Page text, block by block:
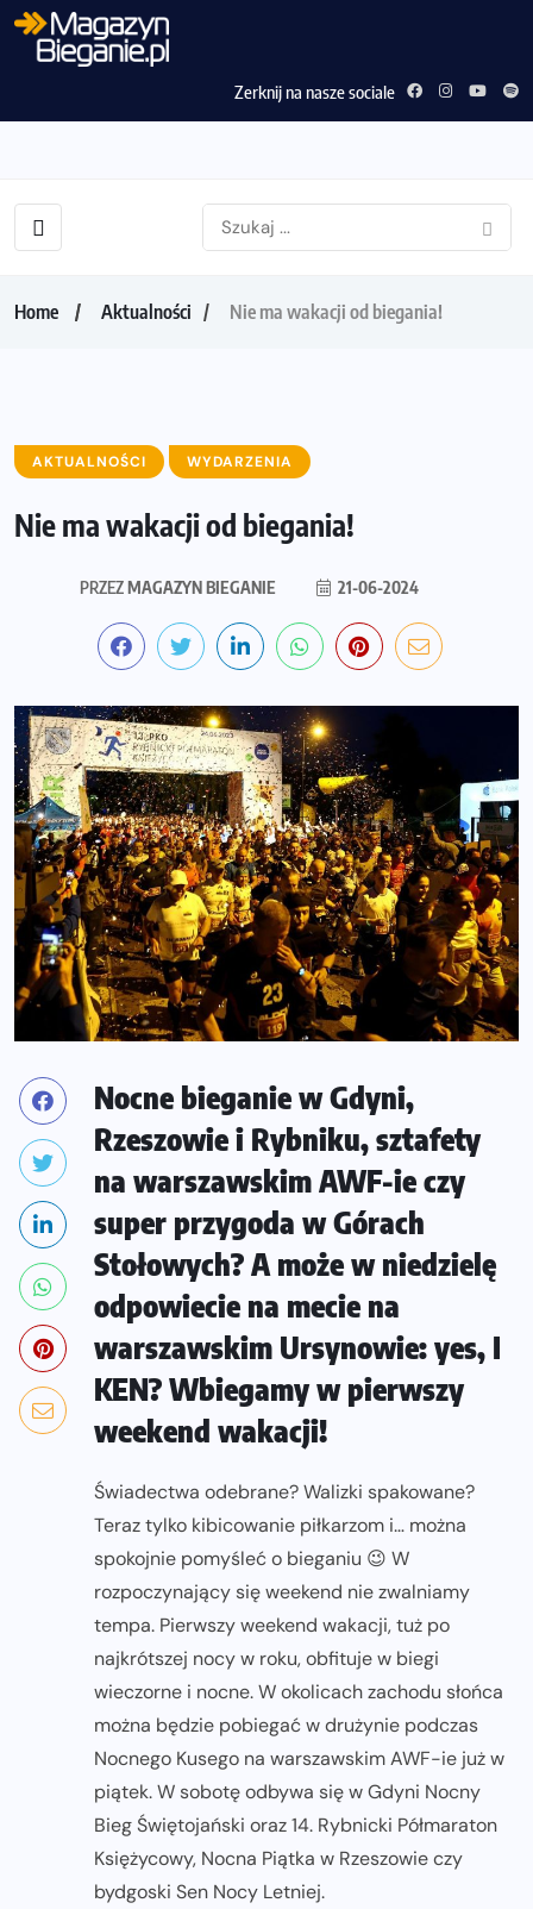
Zerknij na nasze sociale
Home Aktualności Nie ma wakacji od biegania!
AKTUALNOŚCI WYDARZENIA
Nie ma wakacji od biegania!
PRZEZMAGAZYN BIEGANIE 21-06-2024
Nocne bieganie w Gdyni,
Rzeszowie i Rybniku, sztafety
na warszawskim AWF-ie czy
super przygoda w Górach
Stołowych? A może w niedzielę
odpowiecie na mecie na
warszawskim Ursynowie: yes, I
KEN? Wbiegamy w pierwszy
weekend wakacji!
Świadectwa odebrane? Walizki spakowane?
Teraz tylko kibicowanie piłkarzom i… można
spokojnie pomyśleć o bieganiu 😉 W
rozpoczynający się weekend nie zwalniamy
tempa. Pierwszy weekend wakacji, tuż po
najkrótszej nocy w roku, obfituje w biegi
wieczorne i nocne. W okolicach zachodu słońca
można będzie pobiegać w drużynie podczas
Nocnego Kusego na warszawskim AWF-ie już w
piątek. W sobotę odbywa się w Gdyni Nocny
Bieg Świętojański oraz 14. Rybnicki Półmaraton
Księżycowy, Nocna Piątka w Rzeszowie czy
bydgoski Sen Nocy Letniej.